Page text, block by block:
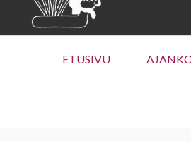
Ensisijainen
ETUSIVU